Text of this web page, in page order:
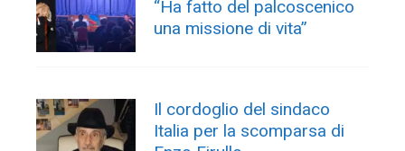
“Ha fatto del palcoscenico
una missione di vita”
Il cordoglio del sindaco
Italia per la scomparsa di